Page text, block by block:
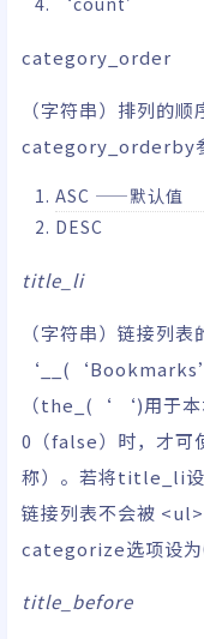
category_order
（字符串）排列的
category_orderby
ASC ——默认值
DESC
title_li
（字符串）链接列
（the_(‘ ‘)用于
0（false）时，才可
称）。若将title_li设
链接列表不会被
categorize选项设
title_before